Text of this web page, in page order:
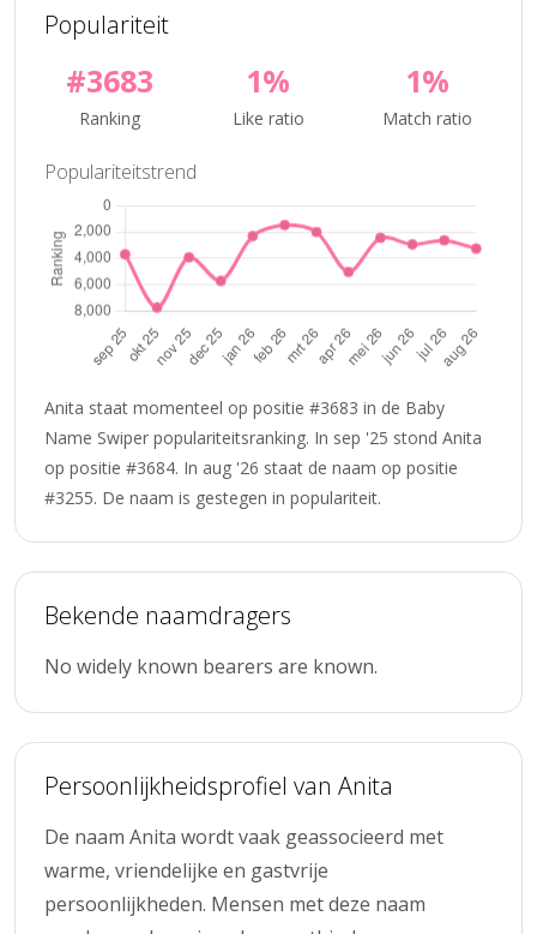
Populariteit
#3683
Ranking
1%
Like ratio
1%
Match ratio
Populariteitstrend
Anita staat momenteel op positie #3683 in de Baby
Name Swiper populariteitsranking. In sep '25 stond Anita
op positie #3684. In aug '26 staat de naam op positie
#3255. De naam is gestegen in populariteit.
Bekende naamdragers
No widely known bearers are known.
Persoonlijkheidsprofiel van Anita
De naam Anita wordt vaak geassocieerd met
warme, vriendelijke en gastvrije
persoonlijkheden. Mensen met deze naam